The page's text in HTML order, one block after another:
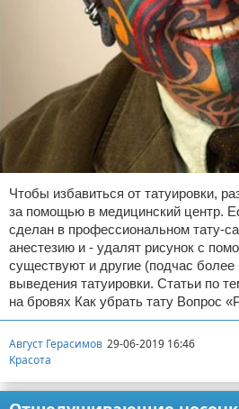
Чтобы избавиться от татуировки,
за помощью в медицинский центр.
сделан в профессиональном тату-
анестезию и - удалят рисунок с
существуют и другие (подчас
выведения татуировки. Статьи по
на бровях Как убрать тату Вопрос
Август Герасимов 29-06-2019 16:46
Красота